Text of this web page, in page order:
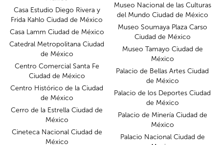
Casa Estudio Diego Rivera y
Frida Kahlo Ciudad de México
Casa Lamm Ciudad de México
Catedral Metropolitana Ciudad
de México
Centro Comercial Santa Fe
Ciudad de México
Centro Histórico de la Ciudad
de México
Cerro de la Estrella Ciudad de
México
Cineteca Nacional Ciudad de
México
Museo Nacional de las Culturas
del Mundo Ciudad de México
Museo Soumaya Plaza Carso
Ciudad de México
Museo Tamayo Ciudad de
México
Palacio de Bellas Artes Ciudad
de México
Palacio de los Deportes Ciudad
de México
Palacio de Minería Ciudad de
México
Palacio Nacional Ciudad de